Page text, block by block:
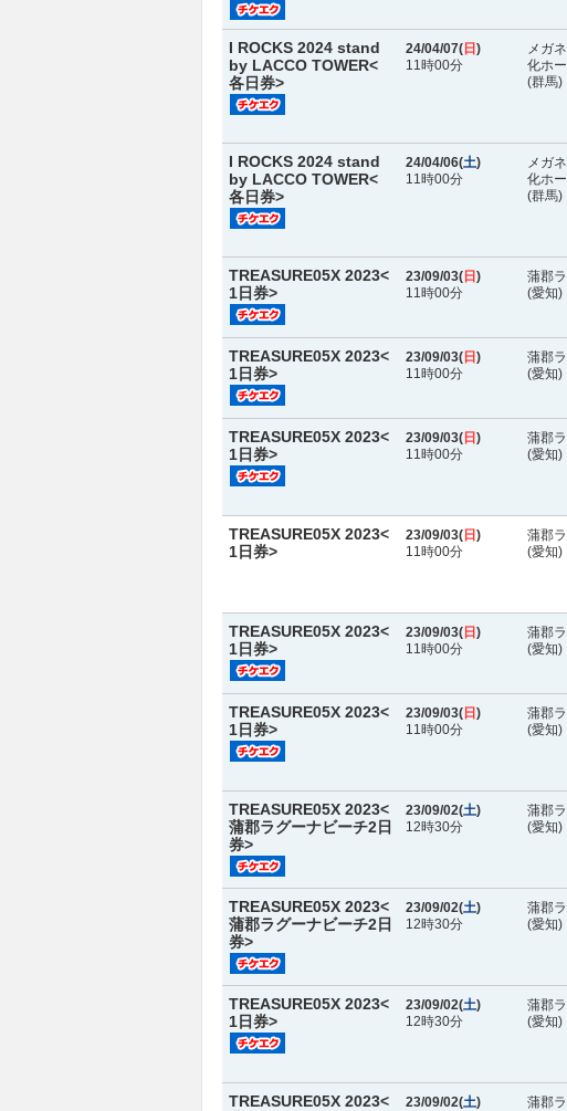
I ROCKS 2024 stand
by LACCO TOWER<
各日券>
24/04/07( 日 )
11時00分
メガ
化ホ
(群馬)
I ROCKS 2024 stand
by LACCO TOWER<
各日券>
24/04/06(土)
11時00分
メガ
化ホ
(群馬)
TREASURE05X 2023<
1日券>
23/09/03( 日 )
11時00分
蒲郡
(愛知)
TREASURE05X 2023<
1日券>
23/09/03( 日 )
11時00分
蒲郡
(愛知)
TREASURE05X 2023<
1日券>
23/09/03( 日 )
11時00分
蒲郡
(愛知)
TREASURE05X 2023<
1日券>
23/09/03( 日 )
11時00分
蒲郡
(愛知)
TREASURE05X 2023<
1日券>
23/09/03( 日 )
11時00分
蒲郡
(愛知)
TREASURE05X 2023<
1日券>
23/09/03( 日 )
11時00分
蒲郡
(愛知)
TREASURE05X 2023<
蒲郡ラグーナビーチ2日
券>
23/09/02(土)
12時30分
蒲郡
(愛知)
TREASURE05X 2023<
蒲郡ラグーナビーチ2日
券>
23/09/02(土)
12時30分
蒲郡
(愛知)
TREASURE05X 2023<
1日券>
23/09/02(土)
12時30分
蒲郡
(愛知)
TREASURE05X 2023<
23/09/02(土) 蒲郡